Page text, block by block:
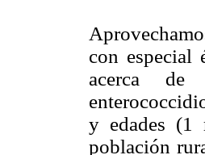
con especial
acerca de
y edades (1
población